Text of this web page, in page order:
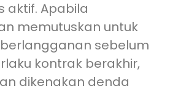
aktif. Apabila
memutuskan untuk
sebelum
kontrak berakhir,
dikenakan denda